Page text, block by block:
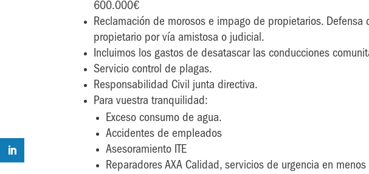
600.000€
Reclamación de morosos e impago de propietarios.
propietario por vía amistosa o judicial.
Incluimos los gastos de desatascar las conducciones
Servicio control de plagas.
Responsabilidad Civil junta directiva.
Para vuestra tranquilidad:
Exceso consumo de agua.
Accidentes de empleados
Asesoramiento ITE
Reparadores AXA Calidad, servicios de urgencia en